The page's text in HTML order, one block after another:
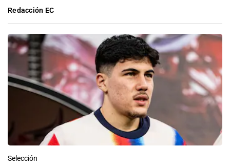
Redacción EC
Selección